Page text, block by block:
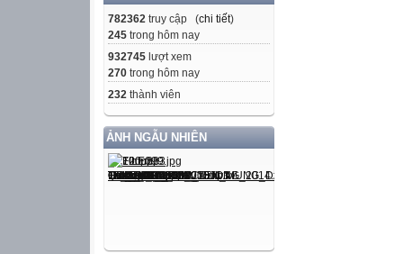
782362 truy cập (chi tiết)
245 trong hôm nay
932745 lượt xem
270 trong hôm nay
232 thành viên
ẢNH NGẪU NHIÊN